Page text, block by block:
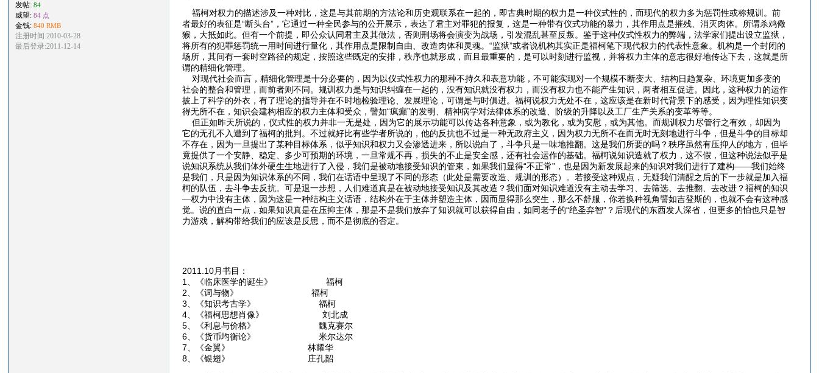
发帖:84
威望:84 点
金钱:840 RMB
注册时间:2010-03-28
最后登录:2011-12-14
福柯对权力的描述涉及一种对比，这是与其前期的方法论和历史观联系在一起的，即古典时期的权力是一种仪式性的，而现代的权力多为惩罚性或称规训。前
者最好的表征是“断头台”，它通过一种全民参与的公开展示，表达了君主对罪犯的报复，这是一种带有仪式功能的暴力，其作用点是摧残、消灭肉体。所谓杀鸡儆
猴，大抵如此。但有一个前提，即公众认同君主及其做法，否则刑场将会演变为战场，引发混乱甚至反叛。鉴于这种仪式性权力的弊端，法学家们提出设立监狱，
将所有的犯罪惩罚统一用时间进行量化，其作用点是限制自由、改造肉体和灵魂。“监狱”或者说机构其实正是福柯笔下现代权力的代表性意象。机构是一个封闭的
场所，其间有一套时空路径的规定，按照这些既定的安排，秩序也就形成，而且最重要的，是可以时刻进行监视，并将权力主体的意志很好地传达下去，这就是所
谓的精细化管理。
对现代社会而言，精细化管理是十分必要的，因为以仪式性权力的那种不持久和表意功能，不可能实现对一个规模不断变大、结构日趋复杂、环境更加多变的
社会的整合和管理，而前者则不同。规训权力是与知识纠缠在一起的，没有知识就没有权力，而没有权力也不能产生知识，两者相互促进。因此，这种权力的运作
披上了科学的外衣，有了理论的指导并在不时地检验理论、发展理论，可谓是与时俱进。福柯说权力无处不在，这应该是在新时代背景下的感受，因为理性知识变
得无所不在，知识会建构相应的权力主体和受众，譬如“疯癫”的发明、精神病学对法律体系的改造、阶级的升降以及工厂生产关系的变革等等。
但正如昨天所说的，仪式性的权力并非一无是处，因为它的展示功能可以传达各种意象，或为教化，或为安慰，或为其他。而规训权力尽管行之有效，却因为
它的无孔不入遭到了福柯的批判。不过就好比有些学者所说的，他的反抗也不过是一种无政府主义，因为权力无所不在而无时无刻地进行斗争，但是斗争的目标却
不存在，因为一旦提出了某种目标体系，似乎知识和权力又会渗透进来，所以说白了，斗争只是一味地推翻。这是我们所要的吗？秩序虽然有压抑人的地方，但毕
竟提供了一个安静、稳定、多少可预期的环境，一旦常规不再，损失的不止是安全感，还有社会运作的基础。福柯说知识造就了权力，这不假，但这种说法似乎是
说知识系统从我们体外硬生生地进行了入侵，我们是被动地接受知识的管束，如果我们显得“不正常”，也是因为新发展起来的知识对我们进行了建构——我们始终
是我们，只是因为知识体系的不同，我们在话语中呈现了不同的形态（此处是需要改造、规训的形态）。若接受这种观点，无疑我们清醒之后的下一步就是加入福
柯的队伍，去斗争去反抗。可是退一步想，人们难道真是在被动地接受知识及其改造？我们面对知识难道没有主动去学习、去筛选、去推翻、去改进？福柯的知识
—权力中没有主体，因为这是一种结构主义话语，结构外在于主体并塑造主体，因而显得那么突生，那么不舒服，你若换种视角譬如吉登斯的，也就不会有这种感
觉。说的直白一点，如果知识真是在压抑主体，那是不是我们放弃了知识就可以获得自由，如同老子的“绝圣弃智”？后现代的东西发人深省，但更多的怕也只是智
力游戏，解构带给我们的应该是反思，而不是彻底的否定。
2011.10月书目：
1、《临床医学的诞生》 福柯
2、《词与物》 福柯
3、《知识考古学》 福柯
4、《福柯思想肖像》 刘北成
5、《利息与价格》 魏克赛尔
6、《货币均衡论》 米尔达尔
7、《金翼》 林耀华
8、《银翅》 庄孔韶